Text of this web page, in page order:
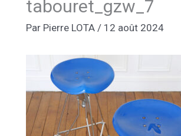
tabouret_gzw_7
Par Pierre LOTA / 12 août 2024